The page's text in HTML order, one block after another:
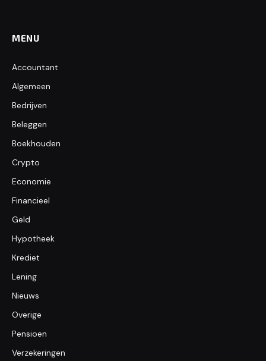
MENU
Accountant
Algemeen
Bedrijven
Beleggen
Boekhouden
Crypto
Economie
Financieel
Geld
Hypotheek
Krediet
Lening
Nieuws
Overige
Pensioen
Verzekeringen